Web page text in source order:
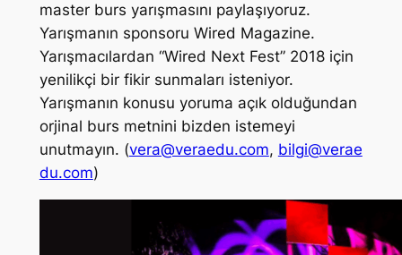
master burs yarışmasını paylaşıyoruz.
Yarışmanın sponsoru Wired Magazine.
Yarışmacılardan “Wired Next Fest” 2018 için
yenilikçi bir fikir sunmaları isteniyor.
Yarışmanın konusu yoruma açık olduğundan
orjinal burs metnini bizden istemeyi
unutmayın. (vera@veraedu.com, bilgi@verae
du.com)